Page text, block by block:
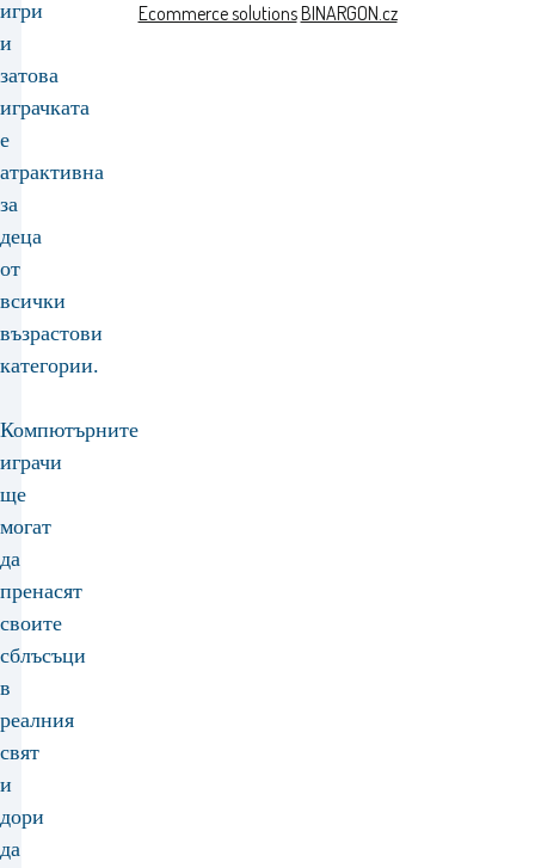
игри
и
затова
играчката
е
атрактивна
за
деца
от
всички
възрастови
категории.
Компютърните
играчи
ще
могат
да
пренасят
своите
сблъсъци
в
реалния
свят
и
дори
да
Ecommerce solutionsBINARGON.cz